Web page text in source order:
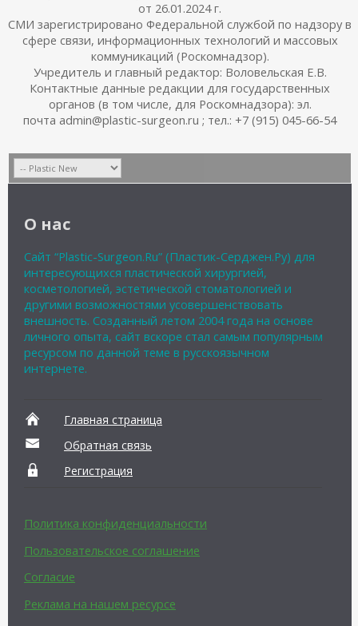
от 26.01.2024 г.
СМИ зарегистрировано Федеральной службой по надзору в
сфере связи, информационных технологий и массовых
коммуникаций (Роскомнадзор).
Учредитель и главный редактор: Воловельская Е.В.
Контактные данные редакции для государственных
органов (в том числе, для Роскомнадзора): эл.
почта admin@plastic-surgeon.ru ; тел.: +7 (915) 045-66-54
О нас
Сайт “Plastic-Surgeon.Ru” (Пластик-Серджен.Ру) для
интересующихся пластической хирургией,
косметологией, эстетической стоматологией и
другими возможностями усовершенствовать
внешность. Созданный летом 2004 года на основе
личного опыта, сайт вскоре стал самым популярным
ресурсом по данной теме в русскоязычном
интернете.
Главная страница
Обратная связь
Регистрация
Политика конфиденциальности
Пользовательское соглашение
Согласие
Реклама на нашем ресурсе